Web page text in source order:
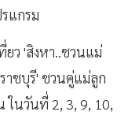
แกรม
ยว 'สิงหา..ชวนแม่
าชบุรี' ชวนคู่แม่ลูก
ในวันที่ 2, 3, 9, 10,